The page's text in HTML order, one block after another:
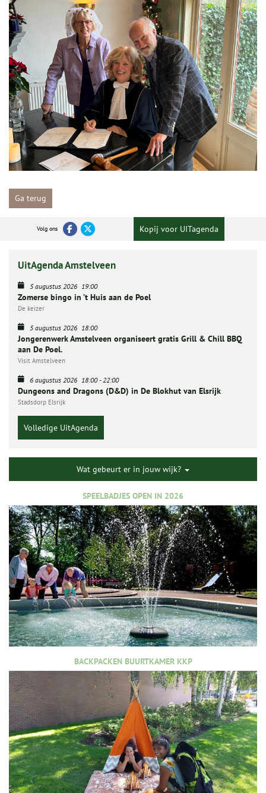
Ga terug
Volg ons Kopij voor UITagenda
UitAgenda Amstelveen
5 augustus 2026 19:00
Zomerse bingo in ’t Huis aan de Poel
De keizer
5 augustus 2026 18:00
Jongerenwerk Amstelveen organiseert gratis Grill & Chill BBQ
aan De Poel.
Visit Amstelveen
6 augustus 2026 18:00-22:00
Dungeons and Dragons (D&D) in De Blokhut van Elsrijk
Stadsdorp Elsrijk
Volledige UitAgenda
Wat gebeurt er in jouw wijk?
SPEELBADJES OPEN IN 2026
BACKPACKEN BUURTKAMER KKP